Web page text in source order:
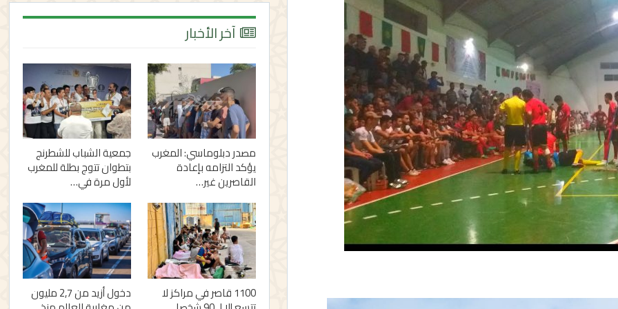
آخر الأخبار
مصدر دبلوماسي: المغرب
يؤكد التزامه بإعادة
القاصرين غير…
جمعية الشباب للشطرنج
بتطوان تتوج بطلة للمغرب
لأول مرة في…
1100 قاصر في مراكز لا دخول أزيد من 2,7 مليون